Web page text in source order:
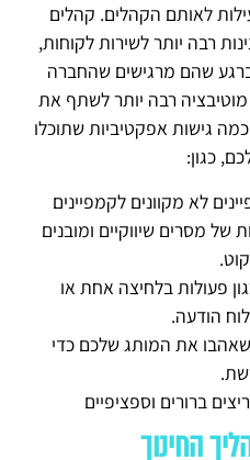
לאותם הקהלים. קהלים
רבה יותר לשירות לקוחות,
שהם מרגישים שהחברה
רבה יותר לשתף את
גישות אפקטיביות שתוכלו
כגון:
לא מקוונים לקמפיינים
של מסרים שיווקיים ומובנים
פעולות בלחיצה אחת או
הודעה.
את המותג שלכם כדי
ברורים וספציפיים